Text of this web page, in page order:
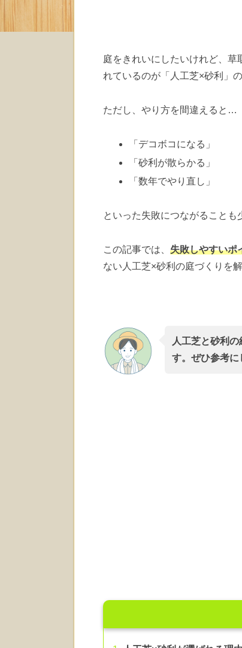
庭をきれいにしたいけれど、
れているのが「人工芝×砂利」
ただし、やり方を間違えると…
「デコボコになる」
「砂利が散らかる」
「数年でやり直し」
といった失敗につながることも
この記事では、 失敗しやすい
ない人工芝×砂利の庭づくりを
人工芝と砂利
す。ぜひ参考に